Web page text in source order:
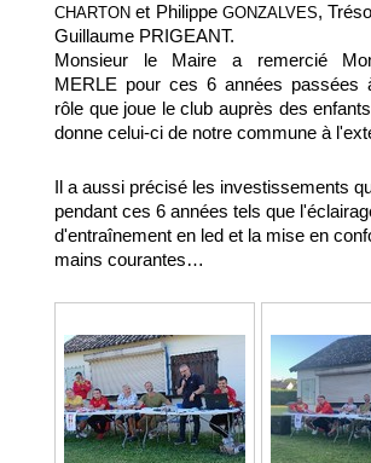
CHARTON et Philippe GONZALVES,
Guillaume PRIGEANT.
Monsieur le Maire a remercié
MERLE pour ces 6 années passées
rôle que joue le club auprès des
donne celui-ci de notre commune à
Il a aussi précisé les investissements
pendant ces 6 années tels que
d'entraînement en led et la mise en
mains courantes…